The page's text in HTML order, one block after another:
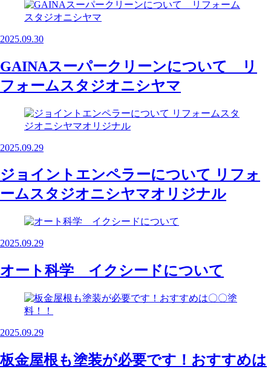
2025.09.30
GAINAスーパークリーンについて リ
フォームスタジオニシヤマ
2025.09.29
ジョイントエンペラーについて リフォ
ームスタジオニシヤマオリジナル
2025.09.29
オート科学 イクシードについて
2025.09.29
板金屋根も塗装が必要です！おすすめは